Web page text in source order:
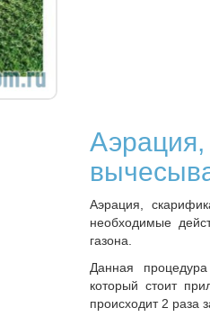
Аэрация,
необходимые
газона.
Данная
который стоит
происходит 2 раза